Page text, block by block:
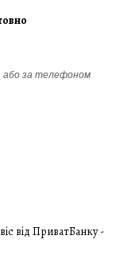
або за телефоном
від ПриватБанку -